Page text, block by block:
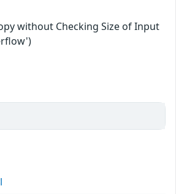
without Checking Size of Input